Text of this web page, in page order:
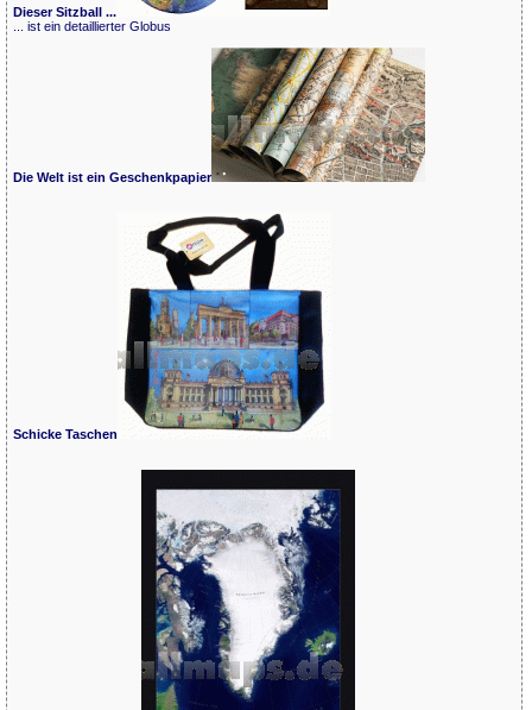
Dieser Sitzball ...
... ist ein detaillierter Globus
Die Welt ist ein Geschenkpapier
Schicke Taschen